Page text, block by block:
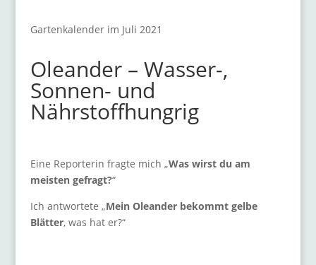
Gartenkalender im Juli 2021
Oleander – Wasser-,
Sonnen- und
Nährstoffhungrig
Eine Reporterin fragte mich „Was wirst du am
meisten gefragt?“
Ich antwortete „Mein Oleander bekommt gelbe
Blätter, was hat er?“